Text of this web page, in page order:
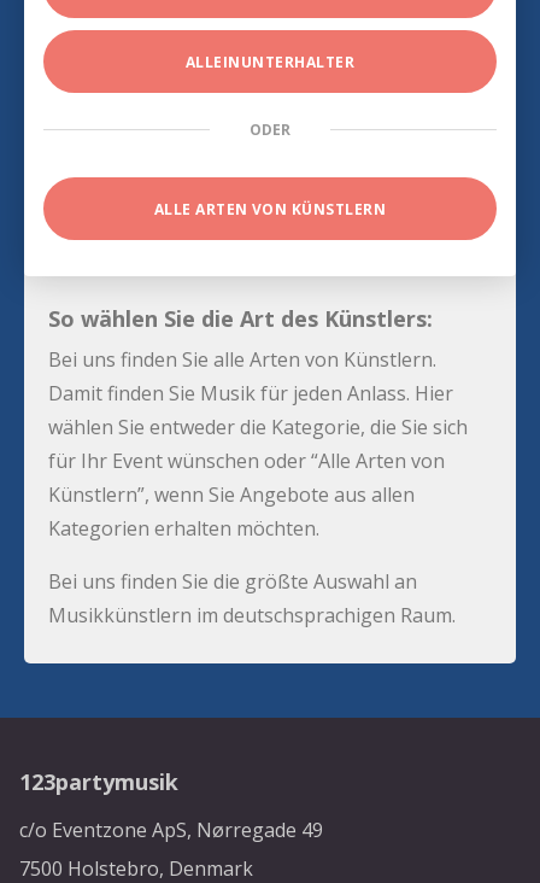
ALLEINUNTERHALTER
ODER
ALLE ARTEN VON KÜNSTLERN
So wählen Sie die Art des Künstlers:
Bei uns finden Sie alle Arten von Künstlern.
Damit finden Sie Musik für jeden Anlass. Hier
wählen Sie entweder die Kategorie, die Sie sich
für Ihr Event wünschen oder “Alle Arten von
Künstlern”, wenn Sie Angebote aus allen
Kategorien erhalten möchten.
Bei uns finden Sie die größte Auswahl an
Musikkünstlern im deutschsprachigen Raum.
123partymusik
c/o Eventzone ApS, Nørregade 49
7500 Holstebro, Denmark